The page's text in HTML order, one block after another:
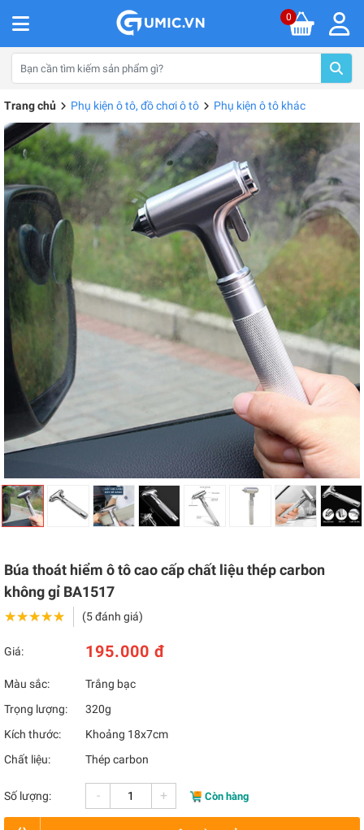
0
Trang chủ Phụ kiện ô tô, đồ chơi ô tô Phụ kiện ô tô khác
Búa thoát hiểm ô tô cao cấp chất liệu thép carbon
không gỉ BA1517
★★★★★
★★★★★ (5 đánh giá)
Giá: 195.000 đ
Màu sắc:
Trắng bạc
Trọng lượng:
320g
Kích thước:
Khoảng 18x7cm
Chất liệu:
Thép carbon
Số lượng: - + Còn hàng